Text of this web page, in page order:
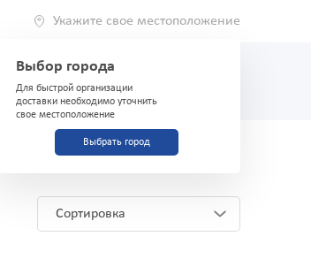
Укажите свое местоположение
Выбор города
Для быстрой организации
доставки необходимо уточнить
свое местоположение
Выбрать город
(71) 200-03-03
Сортировка